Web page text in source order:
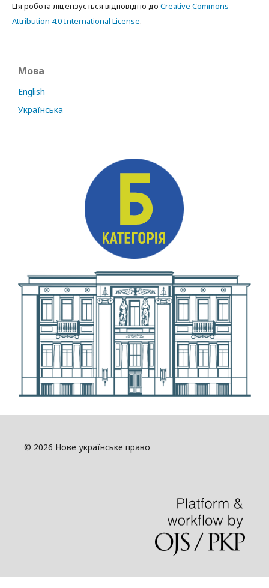
Ця робота ліцензується відповідно до Creative Commons
Attribution 4.0 International License.
Мова
English
Українська
© 2026 Нове українське право